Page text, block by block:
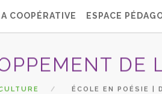
COOPÉRATIVE ESPACE
DE
ÉCOLE EN POÉSIE |